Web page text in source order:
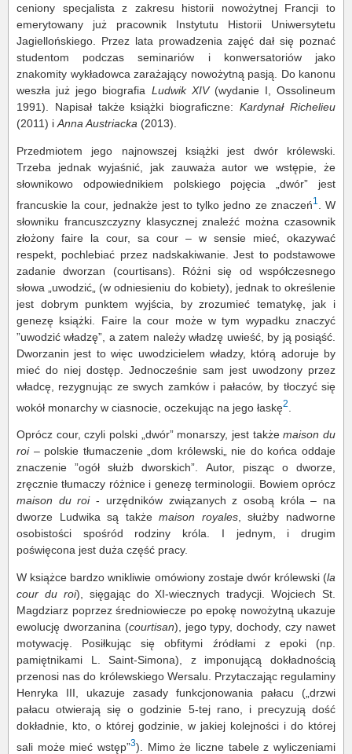
ceniony specjalista z zakresu historii nowożytnej Francji to
emerytowany już pracownik Instytutu Historii Uniwersytetu
Jagiellońskiego. Przez lata prowadzenia zajęć dał się poznać
studentom podczas seminariów i konwersatoriów jako
znakomity wykładowca zarażający nowożytną pasją. Do kanonu
weszła już jego biografia Ludwik XIV(wydanie I, Ossolineum
1991). Napisał także książki biograficzne:Kardynał Richelieu
(2011) i Anna Austriacka (2013).
Przedmiotem jego najnowszej książki jest dwór królewski.
Trzeba jednak wyjaśnić, jak zauważa autor we wstępie, że
słownikowo odpowiednikiem polskiego pojęcia „dwór” jest
francuskie la cour, jednakże jest to tylko jedno ze znaczeń1
. W
słowniku francuszczyzny klasycznej znaleźć można czasownik
złożony faire la cour, sa cour – w sensie mieć, okazywać
respekt, pochlebiać przez nadskakiwanie. Jest to podstawowe
zadanie dworzan (courtisans). Różni się od współczesnego
słowa „uwodzić„ (w odniesieniu do kobiety), jednak to określenie
jest dobrym punktem wyjścia, by zrozumieć tematykę, jak i
genezę książki. Faire la cour może w tym wypadku znaczyć
”uwodzić władzę”, a zatem należy władzę uwieść, by ją posiąść.
Dworzanin jest to więc uwodzicielem władzy, którą adoruje by
mieć do niej dostęp. Jednocześnie sam jest uwodzony przez
władcę, rezygnując ze swych zamków i pałaców, by tłoczyć się
wokół monarchy w ciasnocie, oczekując na jego łaskę2
Oprócz cour, czyli polski „dwór” monarszy, jest takżemaison du
roi– polskie tłumaczenie „dom królewski„ nie do końca oddaje
znaczenie ”ogół służb dworskich”. Autor, pisząc o dworze,
zręcznie tłumaczy różnice i genezę terminologii. Bowiem oprócz
maison du roi- urzędników związanych z osobą króla – na
dworze Ludwika są takżemaison royales, służby nadworne
osobistości spośród rodziny króla. I jednym, i drugim
poświęcona jest duża część pracy.
W książce bardzo wnikliwie omówiony zostaje dwór królewski (la
cour du roi), sięgając do XI-wiecznych tradycji. Wojciech St.
Magdziarz poprzez średniowiecze po epokę nowożytną ukazuje
ewolucję dworzanina (courtisan), jego typy, dochody, czy nawet
motywację. Posiłkując się obfitymi źródłami z epoki (np.
pamiętnikami L. Saint-Simona), z imponującą dokładnością
przenosi nas do królewskiego Wersalu. Przytaczając regulaminy
Henryka III, ukazuje zasady funkcjonowania pałacu („drzwi
pałacu otwierają się o godzinie 5-tej rano, i precyzują dość
dokładnie, kto, o której godzinie, w jakiej kolejności i do której
sali może mieć wstęp”3). Mimo że liczne tabele z wyliczeniami